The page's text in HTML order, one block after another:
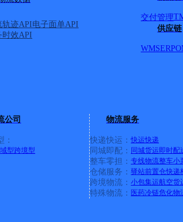
轨迹API电子面单API
时效API
交付管理
供应链
WMSERP
公司
：
型跨境型
物流服务
快递快运： 快运快递
同城即配： 同城货运即时配
整车零担： 专线物流整车小
仓储服务： 驿站前置仓快递
跨境物流： 小包集运航空货
特殊物流： 医药冷链危化物